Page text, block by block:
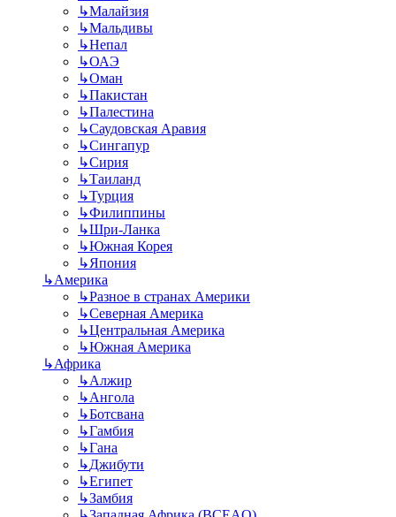
↳Малайзия
↳Мальдивы
↳Непал
↳ОАЭ
↳Оман
↳Пакистан
↳Палестина
↳Саудовская Аравия
↳Сингапур
↳Сирия
↳Таиланд
↳Турция
↳Филиппины
↳Шри-Ланка
↳Южная Корея
↳Япония
↳Америка
↳Разное в странах Америки
↳Северная Америка
↳Центральная Америка
↳Южная Америка
↳Африка
↳Алжир
↳Ангола
↳Ботсвана
↳Гамбия
↳Гана
↳Джибути
↳Египет
↳Замбия